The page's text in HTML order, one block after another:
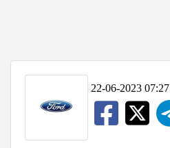
22-06-2023 07:27